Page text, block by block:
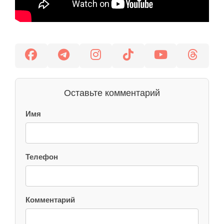
Оставьте комментарий
Имя
Телефон
Комментарий